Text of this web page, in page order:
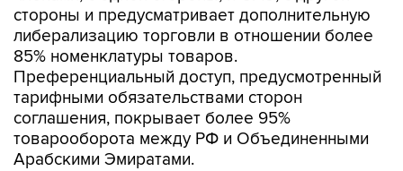
стороны и предусматривает дополнительную
либерализацию торговли в отношении более
85% номенклатуры товаров.
Преференциальный доступ, предусмотренный
тарифными обязательствами сторон
соглашения, покрывает более 95%
товарооборота между РФ и Объединенными
Арабскими Эмиратами.